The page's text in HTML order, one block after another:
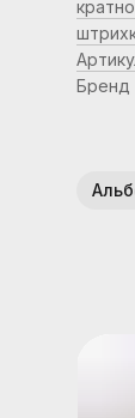
Бренд